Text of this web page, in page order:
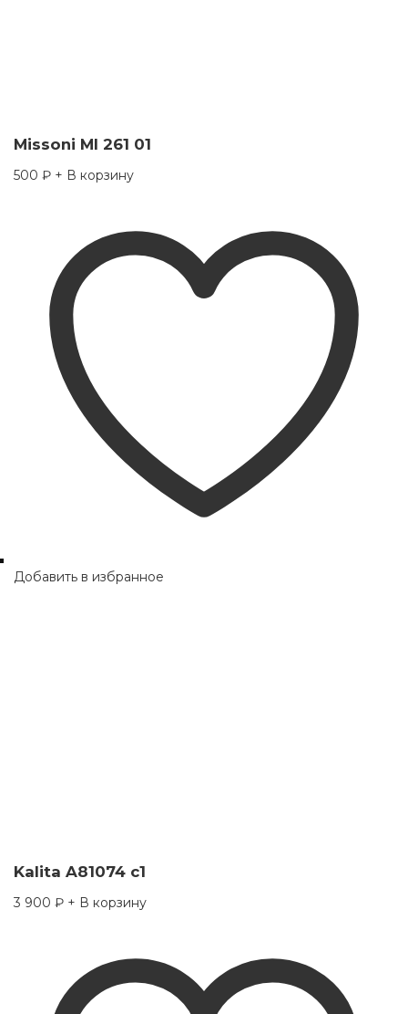
Missoni MI 261 01
500 ₽ + В корзину
Добавить в избранное
Kalita A81074 c1
3 900 ₽ + В корзину